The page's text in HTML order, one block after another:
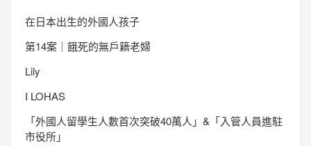
在日本出生的外國人孩子
第14案｜餓死的無戶籍老婦
Lily
I LOHAS
「外國人留學生人數首次突破40萬人」&「入管人員進駐
市役所」